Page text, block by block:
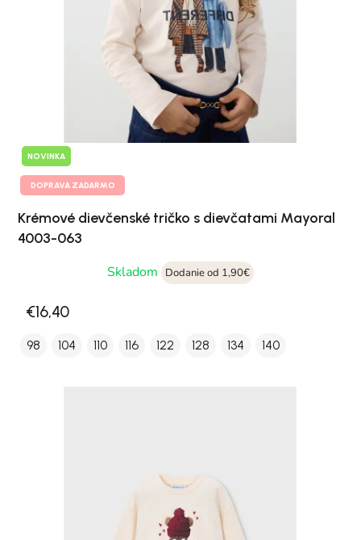
NOVINKA
DOPRAVA ZADARMO
Krémové dievčenské tričko s dievčatami Mayoral
4003-063
Skladom
Dodanie od 1,90€
€16,40
98 104 110 116 122 128 134 140